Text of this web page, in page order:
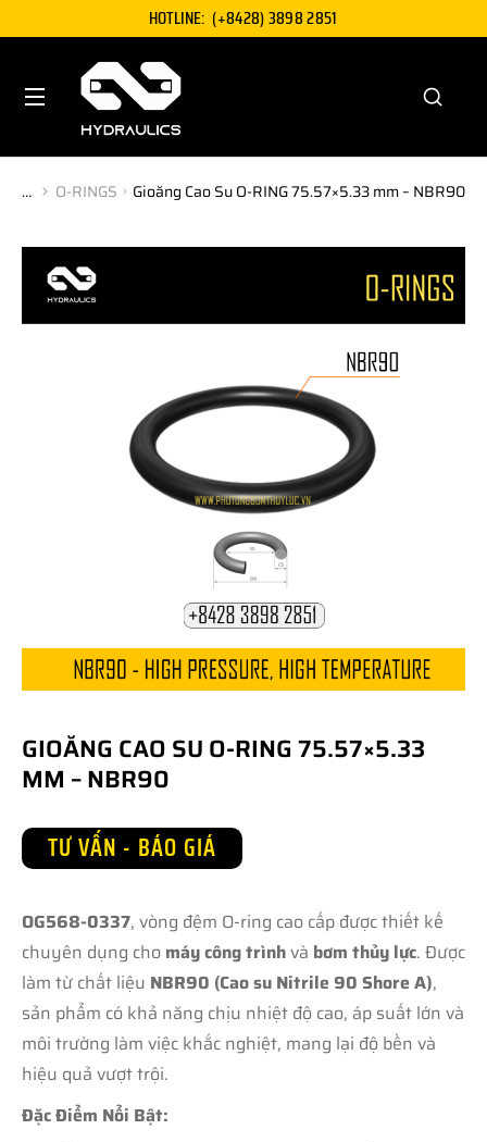
HOTLINE: (+8428) 3898 2851
You are here:
O-RINGS Gioăng Cao Su O-RING 75.57×5.33 mm – NBR90
GIOĂNG CAO SU O-RING 75.57×5.33
MM – NBR90
TƯ VẤN - BÁO GIÁ
OG568-0337, vòng đệm O-ring cao cấp được thiết kế
chuyên dụng cho máy công trìnhvà bơm thủy lực. Được
làm từ chất liệu NBR90 (Cao su Nitrile 90 Shore A),
sản phẩm có khả năng chịu nhiệt độ cao, áp suất lớn và
môi trường làm việc khắc nghiệt, mang lại độ bền và
hiệu quả vượt trội.
Đặc Điểm Nổi Bật: